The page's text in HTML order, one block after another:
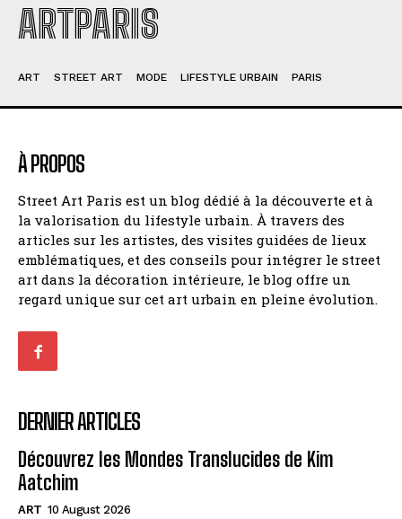
ARTPARIS
ART STREET ART MODE LIFESTYLE URBAIN PARIS
À PROPOS
Street Art Paris est un blog dédié à la découverte et à
la valorisation du lifestyle urbain. À travers des
articles sur les artistes, des visites guidées de lieux
emblématiques, et des conseils pour intégrer le street
art dans la décoration intérieure, le blog offre un
regard unique sur cet art urbain en pleine évolution.
DERNIER ARTICLES
Découvrez les Mondes Translucides de Kim
Aatchim
ART 10 August 2026